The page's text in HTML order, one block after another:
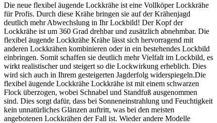
Die neue flexibel äugende Lockkrähe ist eine Vollköper Lockkrähe
für Profis. Durch diese Krähe bringen sie auf der Krähenjagd
deutlich mehr Abwechslung in Ihr Lockbild! Der Kopf der
Lockkrähe ist um 360 Grad drehbar und zusätzlich abnehmbar. Die
flexibel äugende Lockkrähe Krähe lässt sich hervorragend mit
anderen Lockkrähen kombinieren oder in ein bestehendes Lockbild
einbringen. Somit schaffen sie deutlich mehr Vielfalt im Lockbild, es
wirkt realistischer und steigert so die Lockwirkung erheblich. Dies
wird sich auch in Ihrem gesteigerten Jagderfolg widerspiegeln.Die
flexibel äugende Lockkrähe Lockkrähe ist mit einem schwarzen
Flock überzogen, wobei Schnabel und Standfuß ausgenommen
sind. Dies sorgt dafür, dass bei Sonneneinstrahlung und Feuchtigkeit
kein unnatürliches Glänzen auftritt, was bei den meisten
angebotenen Lockkrähen der Fall ist. Wieder andere Modelle